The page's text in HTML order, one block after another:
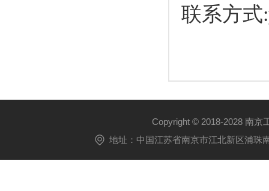
联系方式
Copyright © 2018-2028 南京
地址：中国江苏省南京市江北新区浦珠